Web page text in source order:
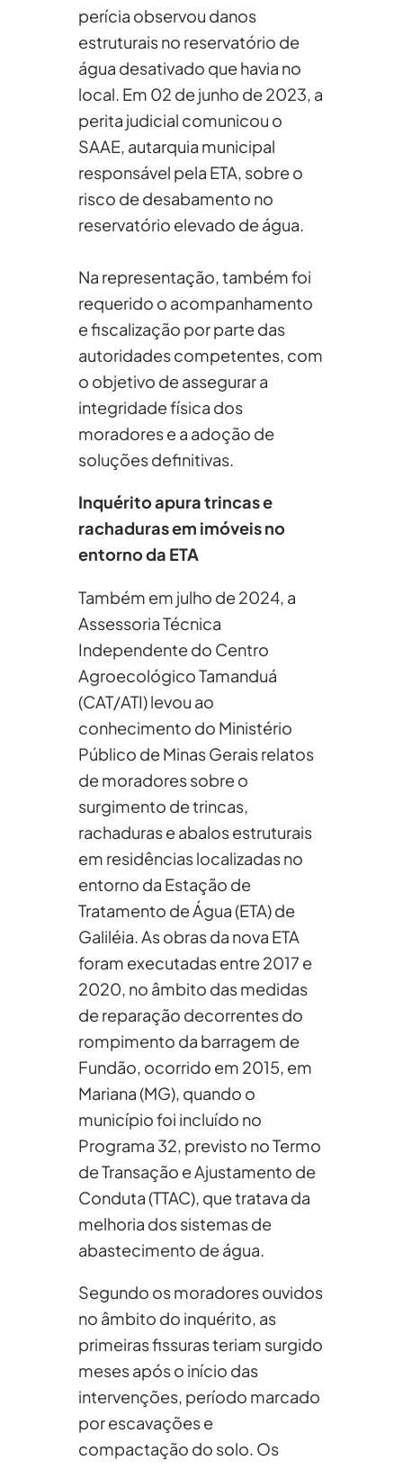
perícia observou danos
estruturais no reservatório de
água desativado que havia no
local. Em 02 de junho de 2023, a
perita judicial comunicou o
SAAE, autarquia municipal
responsável pela ETA, sobre o
risco de desabamento no
reservatório elevado de água.
Na representação, também foi
requerido o acompanhamento
e fiscalização por parte das
autoridades competentes, com
o objetivo de assegurar a
integridade física dos
moradores e a adoção de
soluções definitivas.
Inquérito apura trincas e
rachaduras em imóveis no
entorno da ETA
Também em julho de 2024, a
Assessoria Técnica
Independente do Centro
Agroecológico Tamanduá
(CAT/ATI) levou ao
conhecimento do Ministério
Público de Minas Gerais relatos
de moradores sobre o
surgimento de trincas,
rachaduras e abalos estruturais
em residências localizadas no
entorno da Estação de
Tratamento de Água (ETA) de
Galiléia. As obras da nova ETA
foram executadas entre 2017 e
2020, no âmbito das medidas
de reparação decorrentes do
rompimento da barragem de
Fundão, ocorrido em 2015, em
Mariana (MG), quando o
município foi incluído no
Programa 32, previsto no Termo
de Transação e Ajustamento de
Conduta (TTAC), que tratava da
melhoria dos sistemas de
abastecimento de água.
Segundo os moradores ouvidos
no âmbito do inquérito, as
primeiras fissuras teriam surgido
meses após o início das
intervenções, período marcado
por escavações e
compactação do solo. Os